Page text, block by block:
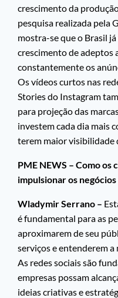
crescimento da
pesquisa realizada pela
mostra-se que o Brasil
crescimento de adeptos
constantemente os
Os vídeos curtos nas
Stories do Instagram
para projeção das
investem cada dia mais
terem maior visibilidade
PME NEWS – Como os
impulsionar os
Wladymir Serrano –
é fundamental para as
aproximarem de seu
serviços e entenderem a
As redes sociais são
empresas possam
ideias criativas e